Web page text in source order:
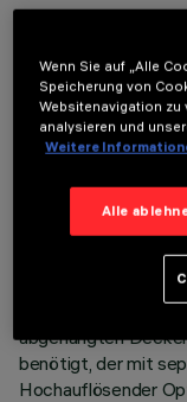
LETZTES UPDATE:
BESCHREIBUNG
Miniaturisierte,
Elementen mit
Minimal-Version
abgehängten
benötigt, der mit
Hochauflösender
Wenn Sie auf „Alle
Speicherung von
Websitenavigation zu
analysieren und
Weitere
Alle